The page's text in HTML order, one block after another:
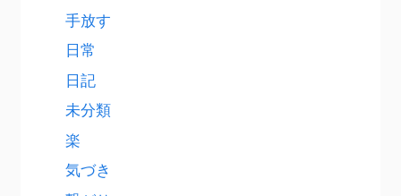
手放す
日常
日記
未分類
楽
気づき